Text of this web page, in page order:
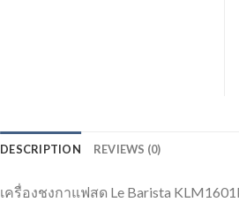
DESCRIPTION REVIEWS (0)
เครื่องชงกาแฟสด Le Barista